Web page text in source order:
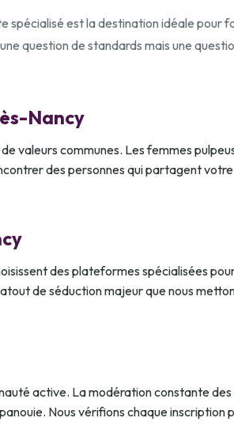
spécialisé est la destination idéale pour
question de standards mais une
Nancy
valeurs communes. Les femmes
des personnes qui partagent
des plateformes spécialisées
de séduction majeur que nous
active. La modération constante
Nous vérifions chaque inscription